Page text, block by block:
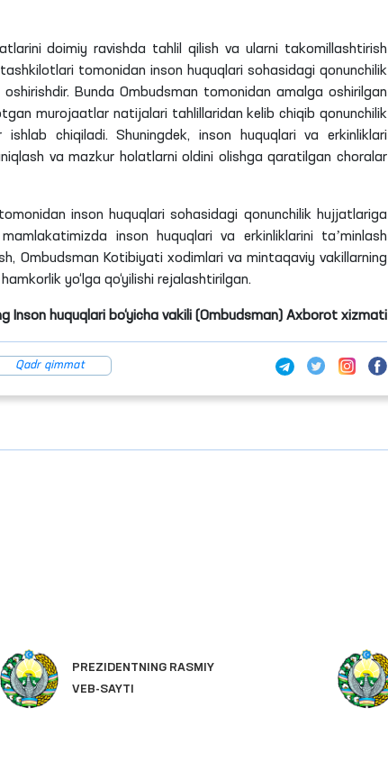
doimiy ravishda tahlil qilish va ularni takomillashtirish
tomonidan inson huquqlari sohasidagi qonunchilik
Bunda Ombudsman tomonidan amalga oshirilgan
murojaatlar natijalari tahlillaridan kelib chiqib qonunchilik
chiqiladi. Shuningdek, inson huquqlari va erkinliklari
va mazkur holatlarni oldini olishga qaratilgan choralar
inson huquqlari sohasidagi qonunchilik hujjatlariga
inson huquqlari va erkinliklarini taʼminlash
Ombudsman Kotibiyati xodimlari va mintaqaviy vakillarning
yo‘lga qo‘yilishi rejalashtirilgan.
Inson huquqlari bo‘yicha vakili (Ombudsman) Axborot xizmati
Qadr qimmat
PREZIDENTNING RASMIY
VEB-SAYTI